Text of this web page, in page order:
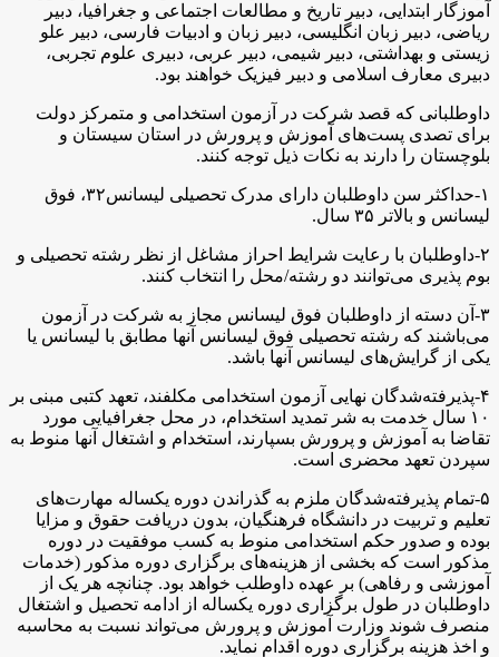
آموزگار ابتدایی، دبیر تاریخ و مطالعات اجتماعی و جغرافیا، دبیر
ریاضی، دبیر زبان انگلیسی، دبیر زبان و ادبیات فارسی، دبیر علو
زیستی و بهداشتی، دبیر شیمی، دبیر عربی، دبیری علوم تجربی،
دبیری معارف اسلامی و دبیر فیزیک خواهند بود.
داوطلبانی که قصد شرکت در آزمون استخدامی و متمرکز دولت
برای تصدی پست‌های آموزش و پرورش در استان سیستان و
بلوچستان را دارند به نکات ذیل توجه کنند.
۱-حداکثر سن داوطلبان دارای مدرک تحصیلی لیسانس۳۲، فوق
لیسانس و بالاتر ۳۵ سال.
۲-داوطلبان با رعایت شرایط احراز مشاغل از نظر رشته تحصیلی و
بوم پذیری می‌توانند دو رشته/محل را انتخاب کنند.
۳-آن دسته از داوطلبان فوق لیسانس مجاز به شرکت در آزمون
می‌باشند که رشته تحصیلی فوق لیسانس آنها مطابق با لیسانس یا
یکی از گرایش‌های لیسانس آنها باشد.
۴-پذیرفته‌شدگان نهایی آزمون استخدامی مکلفند، تعهد کتبی مبنی بر
۱۰ سال خدمت به شر تمدید استخدام، در محل جغرافیایی مورد
تقاضا به آموزش و پرورش بسپارند، استخدام و اشتغال آنها منوط به
سپردن تعهد محضری است.
۵-تمام پذیرفته‌شدگان ملزم به گذراندن دوره یکساله مهارت‌های
تعلیم و تربیت در دانشگاه فرهنگیان، بدون دریافت حقوق و مزایا
بوده و صدور حکم استخدامی منوط به کسب موفقیت در دوره
مذکور است که بخشی از هزینه‌های برگزاری دوره مذکور (خدمات
آموزشی و رفاهی) بر عهده داوطلب خواهد بود. چنانچه هر یک از
داوطلبان در طول برگزاری دوره یکساله از ادامه تحصیل و اشتغال
منصرف شوند وزارت آموزش و پرورش می‌تواند نسبت به محاسبه
و اخذ هزینه برگزاری دوره اقدام نماید.